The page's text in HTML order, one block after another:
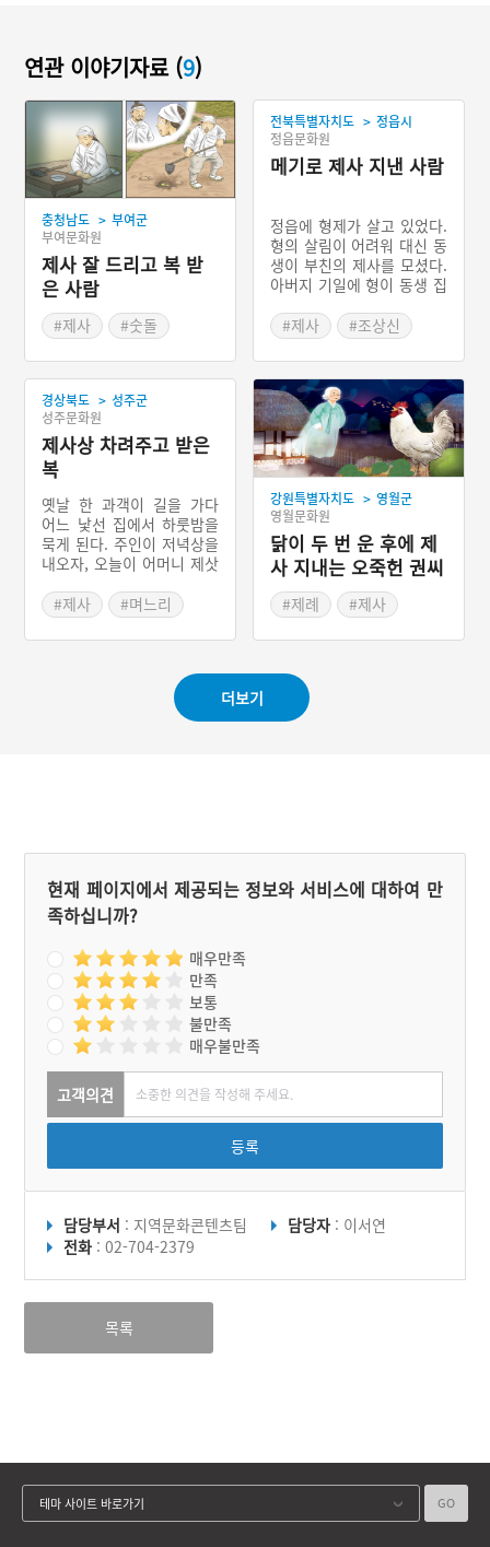
연관 이야기자료 (9)
충청남도 > 부여군
부여문화원
제사 잘 드리고 복 받
은 사람
#제사
#숫돌
전북특별자치도 > 정읍시
정읍문화원
메기로 제사 지낸 사람
정읍에 형제가 살고 있었다.
형의 살림이 어려워 대신 동
생이 부친의 제사를 모셨다.
아버지 기일에 형이 동생 집
제수가 제물을 준비하며 푸
념하는 소리를 듣고, 말없이
동생 집을 나온다. 집으로
돌아가는 길에 도랑에서 메
기를 잡은 형은 메기로 부친
의 제사를 지낸다. 이튿날
이웃집 영감이 와서 부친의
혼령이 현몽하여 ‘잘 먹고
갔다.’고 전한다.
#제사
#조상신
경상북도 > 성주군
성주문화원
제사상 차려주고 받은
복
옛날 한 과객이 길을 가다
어느 낯선 집에서 하룻밤을
묵게 된다. 주인이 저녁상을
내오자, 오늘이 어머니 제삿
로 제사를 지내고 싶다고 한
다. 주인 영감은 제사상을
차려줄 테니 걱정하지 말고
와 셋째 며느리는 제사상 차
려주기를 거절한다. 큰 며느
리는 정성껏 과객의 제사상
#제사
#며느리
강원특별자치도 > 영월군
영월문화원
닭이 두 번 운 후에 제
사 지내는 오죽헌 권씨
네#제례
#제사
더보기
현재 페이지에서 제공되는 정보와 서비스에 대하여 만
족하십니까?
매우만족
만족
보통
불만족
매우불만족
고객의견
등록
담당부서 : 지역문화콘텐츠팀 담당자 : 이서연
전화 : 02-704-2379
목록
테마 사이트 바로가기 GO